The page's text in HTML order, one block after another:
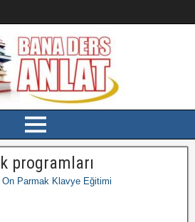
programları
On Parmak Klavye Eğitimi